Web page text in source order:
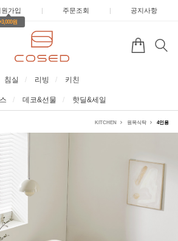
원가입 |
원
주문조회 | 공지사항
침실 리빙 키친
데코&선물 핫딜&세일
KITCHEN 원목식탁 4인용